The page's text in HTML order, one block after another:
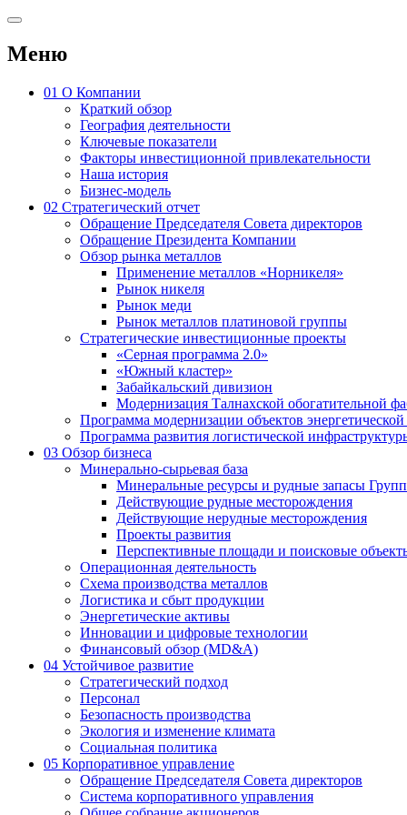
Меню
01 О Компании
Краткий обзор
География деятельности
Ключевые показатели
Факторы инвестиционной привлекательности
Наша история
Бизнес-модель
02 Стратегический отчет
Обращение Председателя Совета директоров
Обращение Президента Компании
Обзор рынка металлов
Применение металлов «Норникеля»
Рынок никеля
Рынок меди
Рынок металлов платиновой группы
Стратегические инвестиционные проекты
«Серная программа 2.0»
«Южный кластер»
Забайкальский дивизион
Модернизация Талнахской обогатительной
Программа модернизации объектов
Программа развития логистической
03 Обзор бизнеса
Минерально-сырьевая база
Минеральные ресурсы и рудные запасы
Действующие рудные месторождения
Действующие нерудные месторождения
Проекты развития
Перспективные площади и поисковые
Операционная деятельность
Схема производства металлов
Логистика и сбыт продукции
Энергетические активы
Инновации и цифровые технологии
Финансовый обзор (MD&A)
04 Устойчивое развитие
Стратегический подход
Персонал
Безопасность производства
Экология и изменение климата
Социальная политика
05 Корпоративное управление
Обращение Председателя Совета директоров
Система корпоративного управления